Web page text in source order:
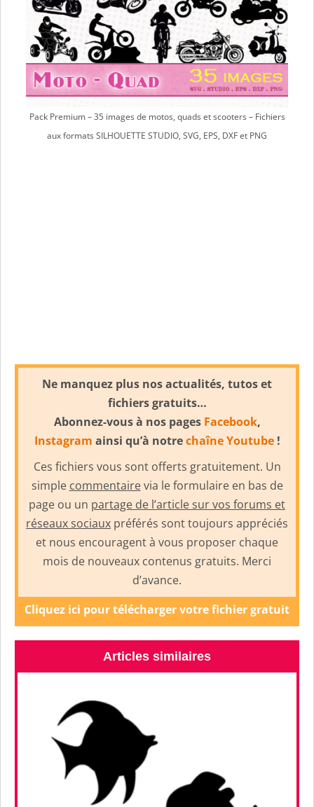
Pack Premium – 35 images de motos, quads et scooters – Fichiers
aux formats SILHOUETTE STUDIO, SVG, EPS, DXF et PNG
Ne manquez plus nos actualités, tutos et
fichiers gratuits…
Abonnez-vous à nos pages Facebook,
Instagram ainsi qu’à notrechaîne Youtube!
Ces fichiers vous sont offerts gratuitement. Un
simple commentairevia le formulaire en bas de
page ou un partage de l’article sur vos forums et
réseaux sociaux préférés sont toujours appréciés
et nous encouragent à vous proposer chaque
mois de nouveaux contenus gratuits. Merci
d’avance.
Cliquez ici pour télécharger votre fichier gratuit
Articles similaires